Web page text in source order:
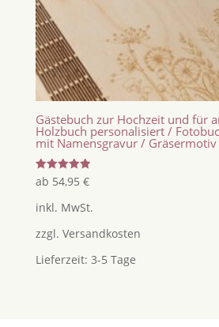
Gästebuch zur Hochzeit und für
Holzbuch personalisiert /
mit Namensgravur / Gräsermotiv
Bewertet
mit
von 5
ab 54,95 €
inkl. MwSt.
zzgl. Versandkosten
Lieferzeit: 3-5 Tage